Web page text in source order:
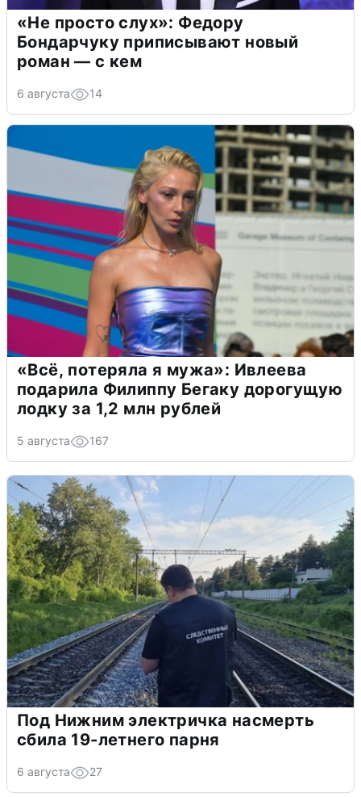
«Не просто слух»: Федору
Бондарчуку приписывают новый
роман — с кем
6 августа 14
«Всё, потеряла я мужа»: Ивлеева
подарила Филиппу Бегаку дорогущую
лодку за 1,2 млн рублей
5 августа 167
Под Нижним электричка насмерть
сбила 19-летнего парня
6 августа 27